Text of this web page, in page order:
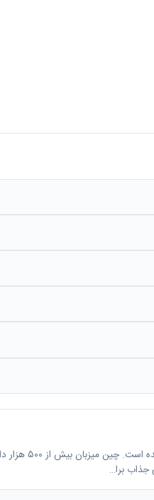
از اولین مشاوره تا روز اول کلاس در